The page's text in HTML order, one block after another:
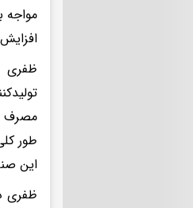
مواجه
ظفری
مصرف
این
ظفری